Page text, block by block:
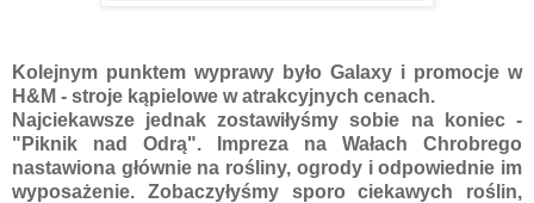
Kolejnym punktem wyprawy było Galaxy i promocje w
H&M - stroje kąpielowe w atrakcyjnych cenach.
Najciekawsze jednak zostawiłyśmy sobie na koniec -
"Piknik nad Odrą". Impreza na Wałach Chrobrego
nastawiona głównie na rośliny, ogrody i odpowiednie im
wyposażenie. Zobaczyłyśmy sporo ciekawych roślin,